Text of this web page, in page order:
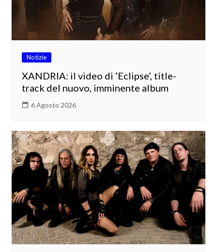
Notizie
XANDRIA: il video di ‘Eclipse’, title-
track del nuovo, imminente album
6 Agosto 2026